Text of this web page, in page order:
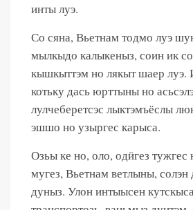
инты луэ.
Со сяна, Вьетнам тодмо луэ
мылкыдо калыкеныз, соин ик
кышкыттэм но лякыт шаер луэ.
котьку дась юрттыны но
лулчеберетсэс лыктэмъёслы
эшшо но узыргес карыса.
Озьы ке но, оло, одӥгез тужгес
мугез, Вьетнам ветлыны, солэн
дуныз. Улон интыысен